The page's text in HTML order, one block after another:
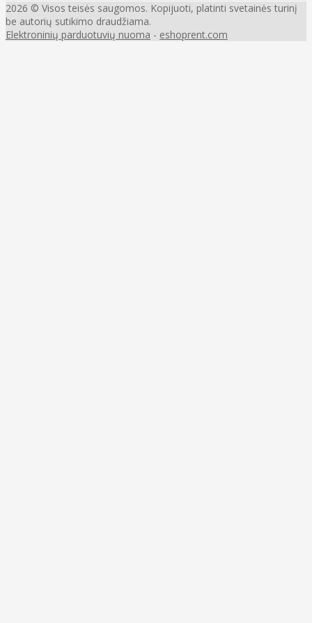
2026 © Visos teisės saugomos. Kopijuoti, platinti svetainės turinį
be autorių sutikimo draudžiama.
Elektroninių parduotuvių nuoma - eshoprent.com